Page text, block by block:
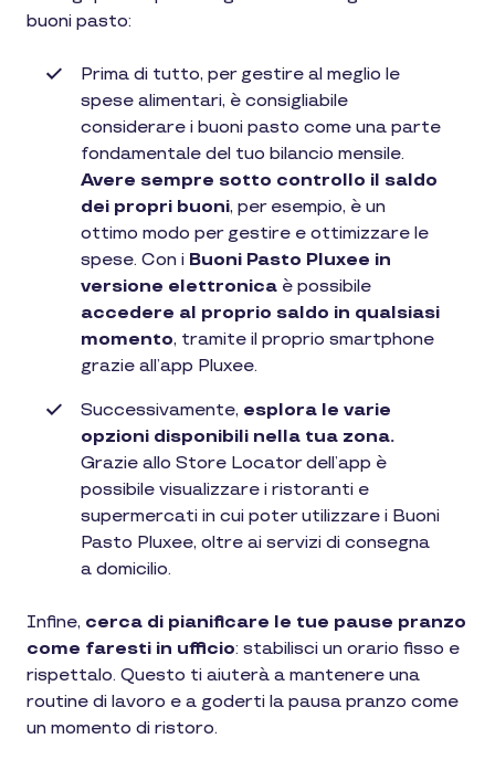
buoni pasto:
Prima di tutto, per gestire al meglio le
spese alimentari, è consigliabile
considerare i buoni pasto come una parte
fondamentale del tuo bilancio mensile.
Avere sempre sotto controllo il saldo
dei propri buoni, per esempio, è un
ottimo modo per gestire e ottimizzare le
spese. Con i Buoni Pasto Pluxee in
versione elettronica è possibile
accedere al proprio saldo in qualsiasi
momento, tramite il proprio smartphone
grazie all’app Pluxee.
Successivamente, esplora le varie
opzioni disponibili nella tua zona.
Grazie allo Store Locator dell’app è
possibile visualizzare i ristoranti e
supermercati in cui poter utilizzare i Buoni
Pasto Pluxee, oltre ai servizi di consegna
a domicilio.
Infine, cerca di pianificare le tue pause pranzo
come faresti in ufficio: stabilisci un orario fisso e
rispettalo. Questo ti aiuterà a mantenere una
routine di lavoro e a goderti la pausa pranzo come
un momento di ristoro.